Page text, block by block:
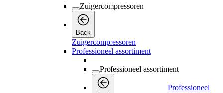
Zuigercompressoren
Back
Zuigercompressoren
Professioneel assortiment
Professioneel assortiment
Professioneel